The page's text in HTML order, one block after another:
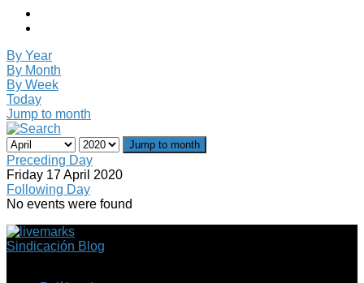
By Year
By Month
By Week
Today
Jump to month
Jump to month
Preceding Day
Friday 17 April 2020
Following Day
No events were found
Sindicación Blog